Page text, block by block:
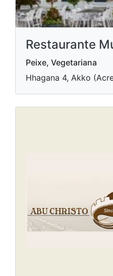
Restaurante
Peixe, Vegetariana
Hhagana 4, Akko